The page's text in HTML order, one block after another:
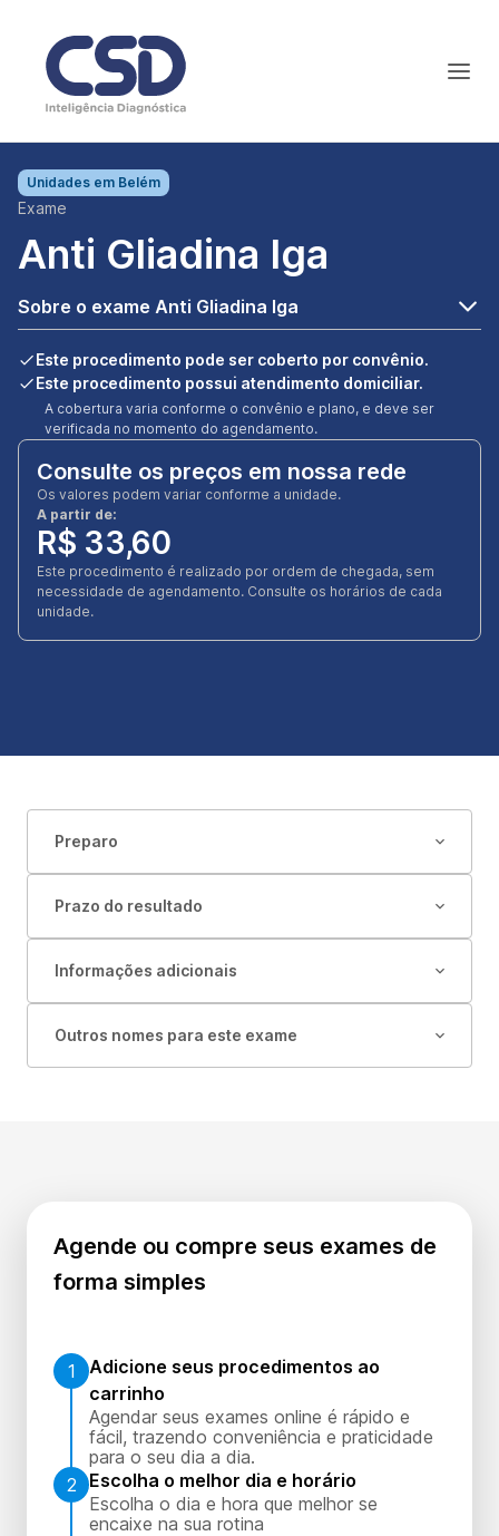
Unidades em Belém
Exame
Anti Gliadina Iga
Sobre o exame Anti Gliadina Iga
Este procedimento pode ser coberto por convênio.
Este procedimento possui atendimento domiciliar.
A cobertura varia conforme o convênio e plano, e deve ser
verificada no momento do agendamento.
Consulte os preços em nossa rede
Os valores podem variar conforme a unidade.
A partir de:
R$ 33,60
Este procedimento é realizado por ordem de chegada, sem
necessidade de agendamento. Consulte os horários de cada
unidade.
Preparo
Prazo do resultado
Informações adicionais
Outros nomes para este exame
Agende ou compre seus exames de
forma simples
1
Adicione seus procedimentos ao
carrinho
Agendar seus exames online é rápido e
fácil, trazendo conveniência e praticidade
para o seu dia a dia.
2
Escolha o melhor dia e horário
Escolha o dia e hora que melhor se
encaixe na sua rotina